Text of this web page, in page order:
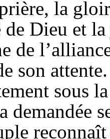
la
de Dieu et
de
son
sous
demandée